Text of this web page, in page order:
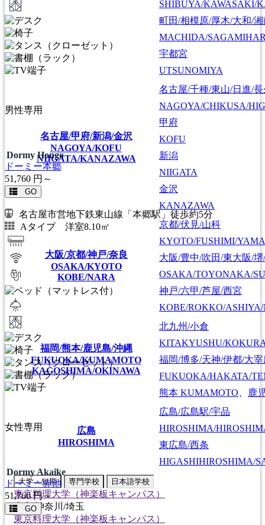
SHIBUYA/KAWASAKI/
町田/相模原/厚木/大和/湘
MACHIDA/
宇都宮
UTSUNOMIYA
名古屋/甲府/新潟/金沢
NAGOYA/KOFU
NIIGATA/KANAZAWA
名古屋/千種/東山/日進/
NAGOYA/CHIKUSA/
甲府
KOFU
新潟
NIIGATA
金沢
KANAZAWA
大阪/京都/神戸/奈良
OSAKA/KYOTO
KOBE/NARA
京都/伏見/山科
KYOTO/FUSHIMI/
大阪/豊中/吹田/東大阪/
OSAKA/TOYONAKA/
神戸/六甲/芦屋/西宮
KOBE/ROKKO/
福岡/熊本/鹿児島/沖縄
FUKUOKA/KUMAMOTO
KAGOSHIMA/OKINAWA
北九州/小倉
KITAKYUSHU/
福岡/博多/天神/伊都/大宰
FUKUOKA/HAKATA/
熊本 KUMAMOTO 鹿
広島
HIROSHIMA
広島/広島駅/宇品
HIROSHIMA/
東広島/西条
HIGASHIHIROSHIMA/
大学・短期 専門学校 日本語学校
東京料理大学（神楽板キャンパス）
東京/神奈川/埼玉
東京料理大学（神楽板キャンパス）
男性専用
Dormy Hongo
ドーミー本郷
51,760 円～
GO
名古屋市営地下鉄東山線「本郷駅」徒歩約5分
Aタイプ 洋室8.10㎡
女性専用
Dormy Akaike
ドーミー赤池
51,760円～
GO